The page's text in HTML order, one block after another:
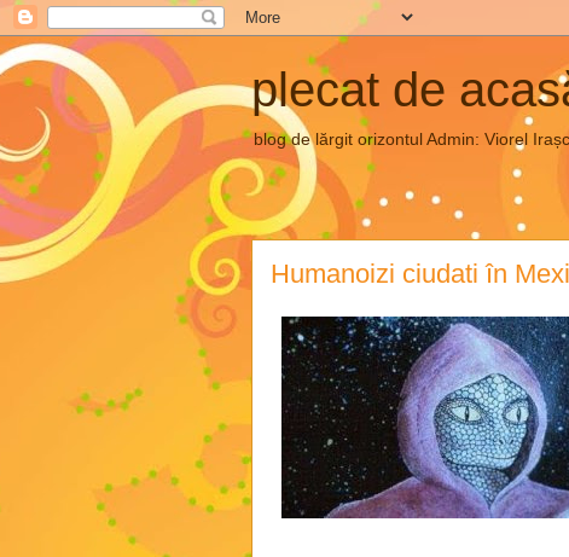
plecat de
blog de lărgit orizontul Admin: Viorel
Humanoizi ciudati în